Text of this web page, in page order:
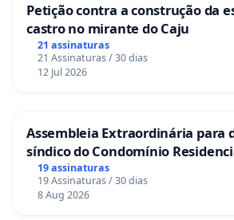
II - propriedade privada;
III - função social da propriedade;
VI - defesa do meio ambiente;
Petição contra a construção da
castro no mirante do Caju
21 assinaturas
21 Assinaturas / 30 dias
12 Jul 2026
Assembleia Extraordinária para
síndico do Condomínio
La Casa
19 assinaturas
19 Assinaturas / 30 dias
8 Aug 2026